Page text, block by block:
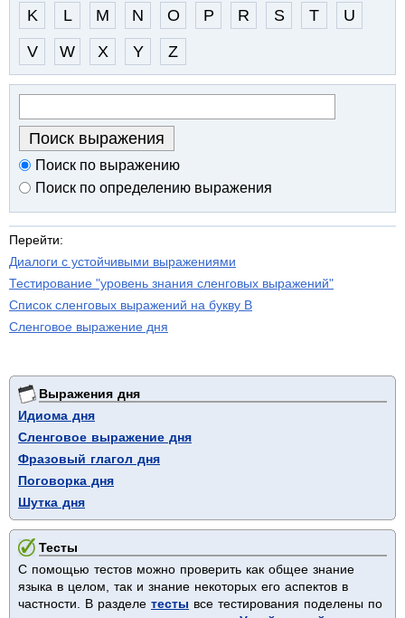
K
L M N O P R S T
U
V
W X Y Z
Поиск по выражению
Поиск по определению выражения
Перейти:
Диалоги с устойчивыми выражениями
Тестирование "уровень знания сленговых выражений"
Список сленговых выражений на букву B
Сленговое выражение дня
Выражения дня
Идиома дня
Сленговое выражение дня
Фразовый глагол дня
Поговорка дня
Шутка дня
Тесты
С помощью тестов можно проверить как общее знание
языка в целом, так и знание некоторых его аспектов в
частности. В разделе тесты все тестирования поделены по